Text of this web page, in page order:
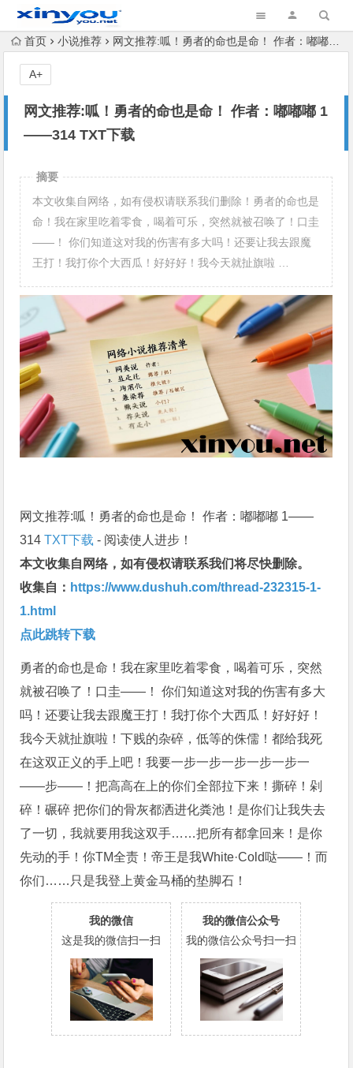
首页 小说推荐 网文推荐:呱！勇者的命也是命！ 作者：嘟嘟嘟 1——314 TXT下载
网文推荐:呱！勇者的命也是命！ 作者：嘟嘟嘟 1
——314 TXT下载
A+
摘要
本文收集自网络，如有侵权请联系我们删除！勇者的命也是
命！我在家里吃着零食，喝着可乐，突然就被召唤了！口圭
——！ 你们知道这对我的伤害有多大吗！还要让我去跟魔
王打！我打你个大西瓜！好好好！我今天就扯旗啦 …
网文推荐:呱！勇者的命也是命！ 作者：嘟嘟嘟 1——
314TXT下载 - 阅读使人进步！
本文收集自网络，如有侵权请联系我们将尽快删除。
收集自： https://www.dushuh.com/thread-232315-1-
1.html
点此跳转下载
勇者的命也是命！我在家里吃着零食，喝着可乐，突然
就被召唤了！口圭——！ 你们知道这对我的伤害有多大
吗！还要让我去跟魔王打！我打你个大西瓜！好好好！
我今天就扯旗啦！下贱的杂碎，低等的侏儒！都给我死
在这双正义的手上吧！我要一步一步一步一步一步一
——步——！把高高在上的你们全部拉下来！撕碎！剁
碎！碾碎 把你们的骨灰都洒进化粪池！是你们让我失去
了一切，我就要用我这双手……把所有都拿回来！是你
先动的手！你TM全责！帝王是我White·Cold哒——！而
你们……只是我登上黄金马桶的垫脚石！
我的微信
这是我的微信扫一扫
我的微信公众号
我的微信公众号扫一扫